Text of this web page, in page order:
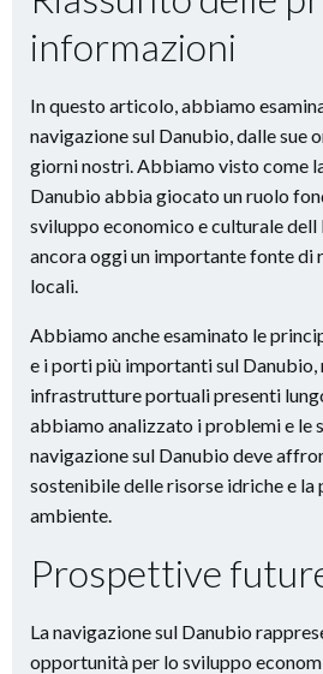
informazioni
In questo articolo, abbiamo
navigazione sul Danubio, dalle sue
giorni nostri. Abbiamo visto come
Danubio abbia giocato un ruolo
sviluppo economico e culturale dell
ancora oggi un importante fonte di
locali.
Abbiamo anche esaminato le
e i porti più importanti sul Danubio,
infrastrutture portuali presenti
abbiamo analizzato i problemi e le
navigazione sul Danubio deve
sostenibile delle risorse idriche e
ambiente.
Prospettive
La navigazione sul Danubio
opportunità per lo sviluppo